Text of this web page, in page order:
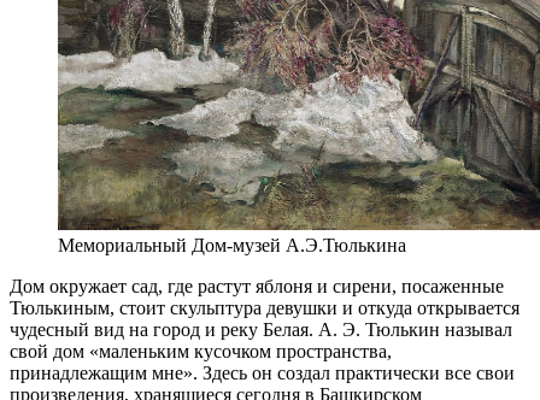
Мемориальный Дом-музей А.Э.Тюлькина
Дом окружает сад, где растут яблоня и сирени, посаженные
Тюлькиным, стоит скульптура девушки и откуда открывается
чудесный вид на город и реку Белая. А. Э. Тюлькин называл
свой дом «маленьким кусочком пространства,
принадлежащим мне». Здесь он создал практически все свои
произведения, хранящиеся сегодня в Башкирском